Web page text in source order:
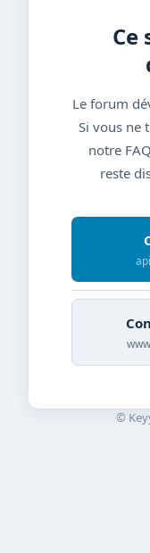
Ce
Le forum
Si vous ne
notre
reste
©